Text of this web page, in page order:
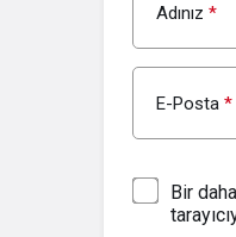
Adınız *
E-Posta *
Bir